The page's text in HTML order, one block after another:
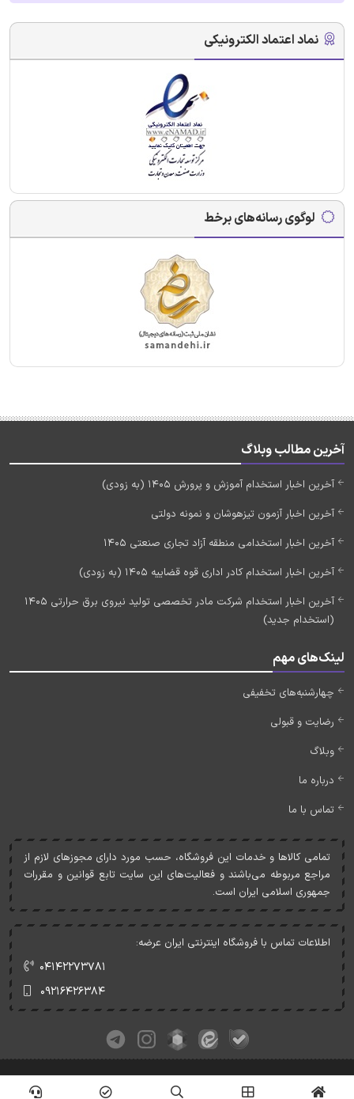
نماد اعتماد الکترونیکی
لوگوی رسانه‌های برخط
آخرین مطالب وبلاگ
آخرین اخبار استخدام آموزش و پرورش 1405 (به زودی)
آخرین اخبار آزمون تیزهوشان و نمونه دولتی
آخرین اخبار استخدامی منطقه آزاد تجاری صنعتی 1405
آخرین اخبار استخدام کادر اداری قوه قضاییه 1405 (به زودی)
آخرین اخبار استخدام شرکت مادر تخصصی تولید نیروی برق حرارتی 1405
(استخدام جدید)
لینک‌های مهم
چهارشنبه‌های تخفیفی
رضایت و قبولی
وبلاگ
درباره ما
تماس با ما
تمامی کالاها و خدمات اين فروشگاه، حسب مورد دارای مجوزهای لازم از
مراجع مربوطه می‌باشند و فعاليت‌های اين سايت تابع قوانين و مقررات
جمهوری اسلامی ايران است.
اطلاعات تماس با فروشگاه اینترنتی ایران عرضه:
۰۴۱۴۲۲۷۳۷۸۱
۰۹۲۱۶۴۲۶۳۸۴